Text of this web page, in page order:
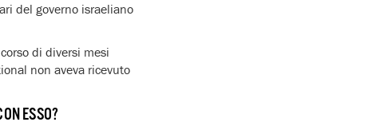
del governo israeliano
di diversi mesi
non aveva ricevuto
ESSO?